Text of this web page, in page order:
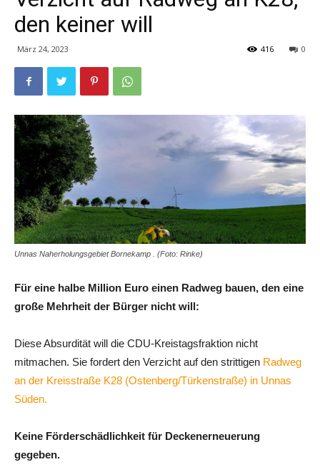
den keiner will
März 24, 2023 0
416
Unnas Naherholungsgebiet Bornekamp . (Foto: Rinke)
Für eine halbe Million Euro einen Radweg bauen, den eine
große Mehrheit der Bürger nicht will:
Diese Absurdität will die CDU-Kreistagsfraktion nicht
mitmachen. Sie fordert den Verzicht auf den strittigen Radweg
an der Kreisstraße K28 (Ostenberg/Türkenstraße) in Unnas
Süden.
Keine Förderschädlichkeit für Deckenerneuerung
gegeben.